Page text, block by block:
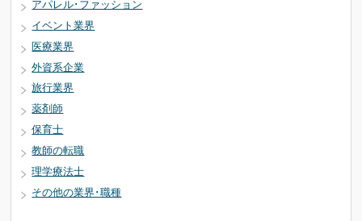
アパレル･ファッション
イベント業界
医療業界
外資系企業
旅行業界
薬剤師
保育士
教師の転職
理学療法士
その他の業界･職種